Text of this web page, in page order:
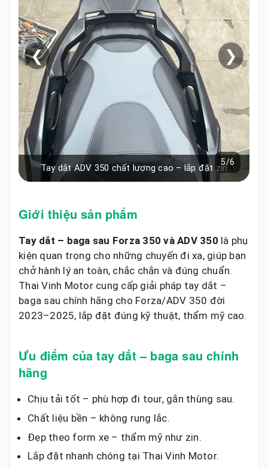
Tay dắt ADV 350 chất lượng cao – lắp đặt zin
5/6
❮ ❯
Giới thiệu sản phẩm
Tay dắt – baga sau Forza 350 và ADV 350 là phụ
kiện quan trọng cho những chuyến đi xa, giúp bạn
chở hành lý an toàn, chắc chắn và đúng chuẩn.
Thai Vinh Motor cung cấp giải pháp tay dắt –
baga sau chính hãng cho Forza/ADV 350 đời
2023–2025, lắp đặt đúng kỹ thuật, thẩm mỹ cao.
Ưu điểm của tay dắt – baga sau chính
hãng
Chịu tải tốt – phù hợp đi tour, gắn thùng sau.
Chất liệu bền – không rung lắc.
Đẹp theo form xe – thẩm mỹ như zin.
Lắp đặt nhanh chóng tại Thai Vinh Motor.